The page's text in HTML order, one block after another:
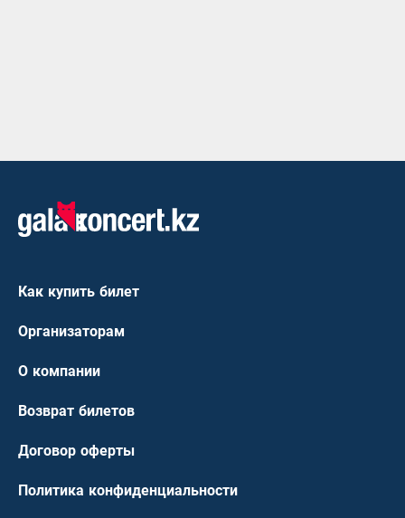
Как купить билет
Организаторам
О компании
Возврат билетов
Договор оферты
Политика конфиденциальности